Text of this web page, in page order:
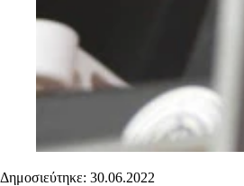
Δημοσιεύτηκε: 30.06.2022